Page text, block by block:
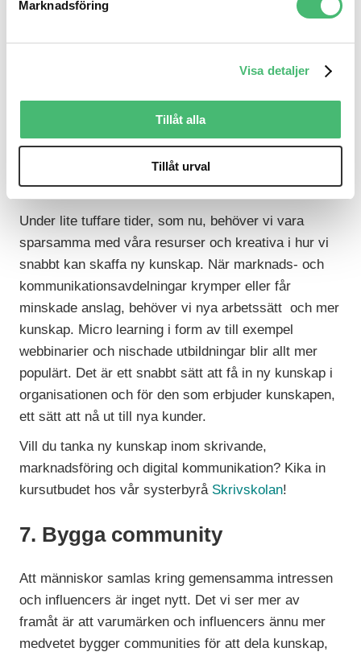
Marknadsföring
Visa detaljer
Tillåt alla
Tillåt urval
gång ser vi att många varumärken har en alltför stor
tilltro till data och automatiserad kommunikation. Är
tonläge är risken att kunderna surnar till eller tappar
6. Fokus på kunskapsdelning
Under lite tuffare tider, som nu, behöver vi vara
sparsamma med våra resurser och kreativa i hur vi
snabbt kan skaffa ny kunskap. När marknads- och
kommunikationsavdelningar krymper eller får
minskade anslag, behöver vi nya arbetssätt och mer
kunskap. Micro learning i form av till exempel
webbinarier och nischade utbildningar blir allt mer
populärt. Det är ett snabbt sätt att få in ny kunskap i
organisationen och för den som erbjuder kunskapen,
ett sätt att nå ut till nya kunder.
Vill du tanka ny kunskap inom skrivande,
marknadsföring och digital kommunikation? Kika in
kursutbudet hos vår systerbyrå Skrivskolan!
7. Bygga community
Att människor samlas kring gemensamma intressen
och influencers är inget nytt. Det vi ser mer av
framåt är att varumärken och influencers ännu mer
medvetet bygger communities för att dela kunskap,